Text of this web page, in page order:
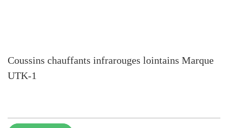
Coussins chauffants infrarouges lointains Marque
UTK-1